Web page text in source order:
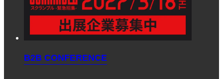
B2B CONFERENCE